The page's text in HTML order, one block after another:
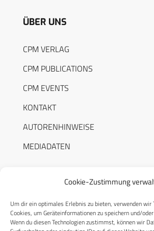
Cookie-Zustimmung
Um dir ein optimales Erlebnis zu bieten, verwenden wir
Cookies, um Geräteinformationen zu speichern und/
Wenn du diesen Technologien zustimmst, können wir
ÜBER UNS
CPM VERLAG
CPM PUBLICATIONS
CPM EVENTS
KONTAKT
AUTORENHINWEISE
MEDIADATEN
RECHTLICHES